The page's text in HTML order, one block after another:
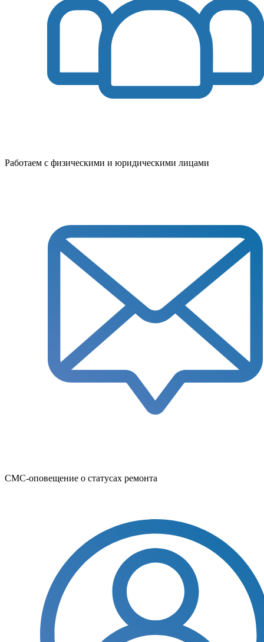
Работаем с физическими и юридическими лицами
СМС-оповещение о статусах ремонта